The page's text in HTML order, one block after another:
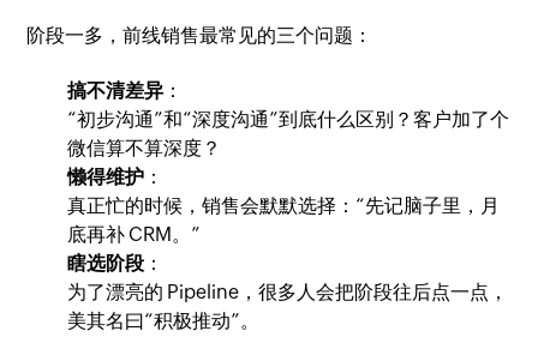
阶段一多，前线销售最常见的三个问题：
搞不清差异 ：
“初步沟通”和“深度沟通”到底什么区别？客户加了个
微信算不算深度？
懒得维护 ：
真正忙的时候，销售会默默选择：“先记脑子里，月
底再补 CRM。”
瞎选阶段 ：
为了漂亮的 Pipeline，很多人会把阶段往后点一点，
美其名曰“积极推动”。